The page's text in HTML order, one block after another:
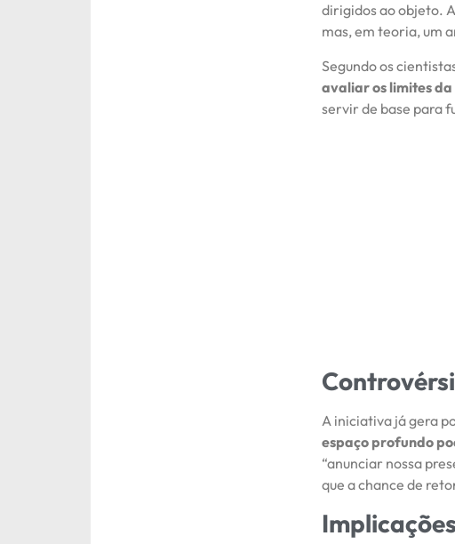
dirigidos ao objeto.
mas, em teoria, um
Segundo os
avaliar os limites da
servir de base para
A iniciativa já gera
espaço profundo
“anunciar nossa
que a chance de
Implicações